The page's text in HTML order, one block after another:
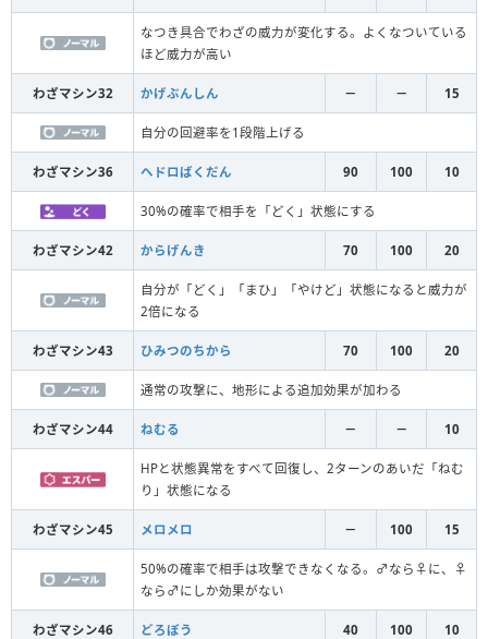
なつき具合でわざの威力が変化する。よくなついている
ほど威力が高い
わざマシン32 かげぶんしん － － 15
自分の回避率を1段階上げる
わざマシン36 ヘドロばくだん 90 100 10
30%の確率で相手を「どく」状態にする
わざマシン42 からげんき 70 100 20
自分が「どく」「まひ」「やけど」状態になると威力が
2倍になる
わざマシン43 ひみつのちから 70 100 20
通常の攻撃に、地形による追加効果が加わる
わざマシン44 ねむる － － 10
HPと状態異常をすべて回復し、2ターンのあいだ「ねむ
り」状態になる
わざマシン45 メロメロ － 100 15
50%の確率で相手は攻撃できなくなる。♂なら♀に、♀
なら♂にしか効果がない
わざマシン46 どろぼう 40 100 10